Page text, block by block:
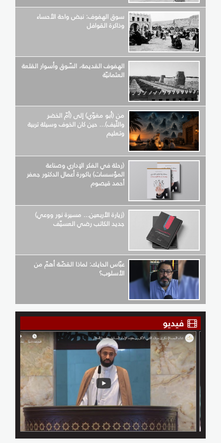
سوق الهفوف: نبض واحة الأحساء
وذاكرة القوافل
الهفوف القديمة، السّوق وأسوار القلعة
العثمانيّة
من (أبو مغوّي) إلى (أمّ الخضر
واللّيف)... حين كان الخوف وسيلة تربية
وتعليم
(رحلة في الفكر الإداري وصناعة
المؤسسات) باكورة أعمال الدكتور جعفر
أحمد قيصوم
(زيارة الأربعين... مسيرة نور ووعي)
جديد الكاتب رضي العسيّف
عبّاس الحايك: لماذا القصّة أهمّ من
الأسلوب؟
فيديو